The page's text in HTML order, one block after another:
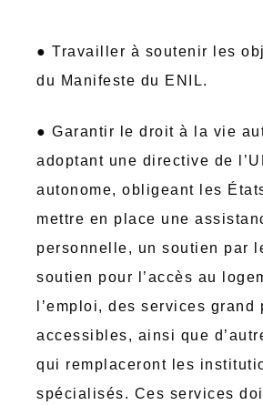
● Travailler à soutenir les
du Manifeste du ENIL.
● Garantir le droit à la vie
adoptant une directive de
autonome, obligeant les
mettre en place une
personnelle, un soutien par
soutien pour l’accès au
l’emploi, des services grand
accessibles, ainsi que
qui remplaceront les
spécialisés. Ces services